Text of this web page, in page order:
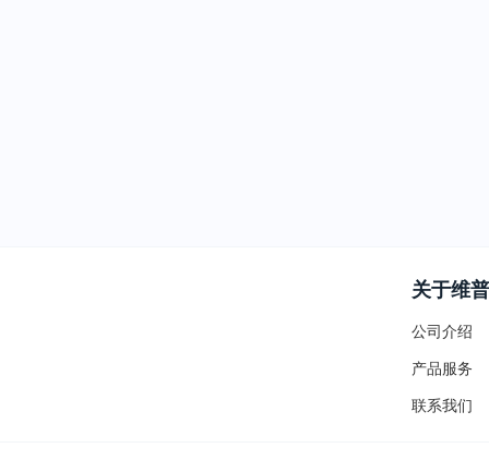
关于维普
公司介绍
产品服务
联系我们